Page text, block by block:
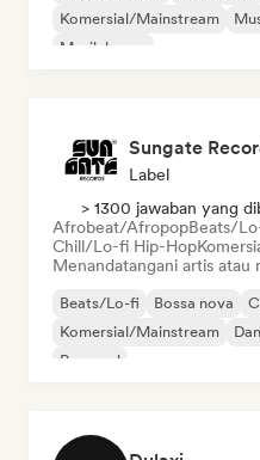
Komersial/Mainstream
Musik house
Sungate
Label
> 1300 jawaban yang
Afrobeat/AfropopBeats/
Chill/Lo-fi Hip-Hop
Menandatangani artis atau
Beats/Lo-fi Bossa nova
Komersial/Mainstream
Pop soul